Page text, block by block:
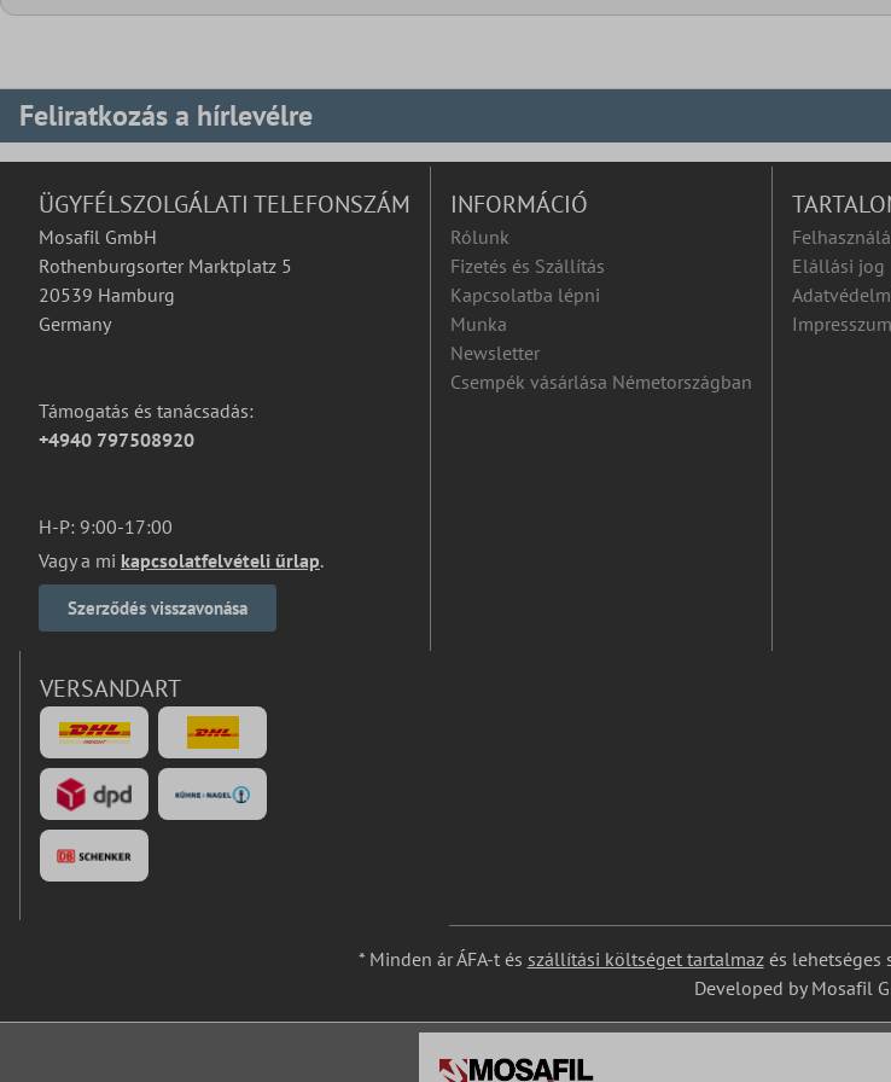
Feliratkozás a hírlevélre
ÜGYFÉLSZOLGÁLATI TELEFONSZÁM
Mosafil GmbH
Rothenburgsorter Marktplatz 5
20539 Hamburg
Germany
Támogatás és tanácsadás:
+4940 797508920
H-P: 9:00-17:00
Vagy a mi kapcsolatfelvételi űrlap.
Szerződés visszavonása
INFORMÁCIÓ
Rólunk
Fizetés és Szállítás
Kapcsolatba lépni
Munka
Newsletter
Csempék vásárlása Németországban
Elállási jog
Impresszum
VERSANDART
* Minden ár ÁFA-t és szállítási költséget tartalmazés lehetséges
Developed by Mosafil